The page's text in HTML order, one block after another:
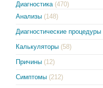
Диагностика (470)
Анализы (148)
Диагностические процедуры
Калькуляторы (58)
Причины (12)
Симптомы (212)